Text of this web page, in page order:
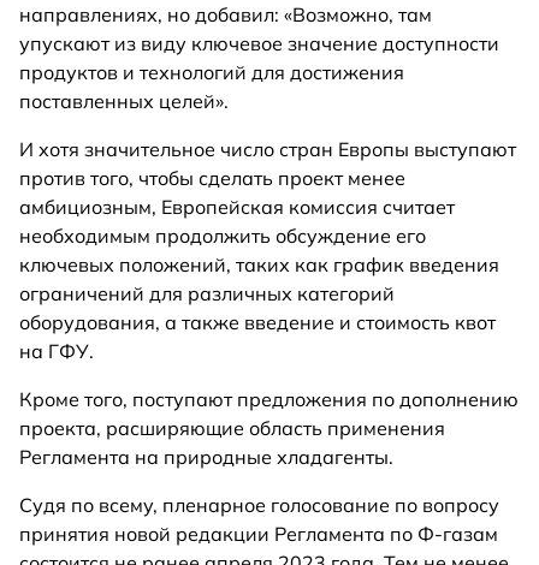
направлениях, но добавил: «Возможно, там
упускают из виду ключевое значение доступности
продуктов и технологий для достижения
поставленных целей».
И хотя значительное число стран Европы выступают
против того, чтобы сделать проект менее
амбициозным, Европейская комиссия считает
необходимым продолжить обсуждение его
ключевых положений, таких как график введения
ограничений для различных категорий
оборудования, а также введение и стоимость квот
на ГФУ.
Кроме того, поступают предложения по дополнению
проекта, расширяющие область применения
Регламента на природные хладагенты.
Судя по всему, пленарное голосование по вопросу
принятия новой редакции Регламента по Ф-газам